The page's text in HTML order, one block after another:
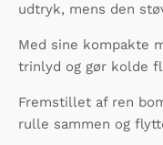
udtryk, mens den
Med sine kompakte
trinlyd og gør kolde
Fremstillet af ren
rulle sammen og